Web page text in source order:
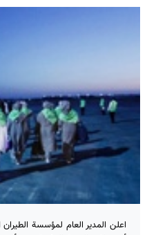
اعلن المدير العام لمؤسسة